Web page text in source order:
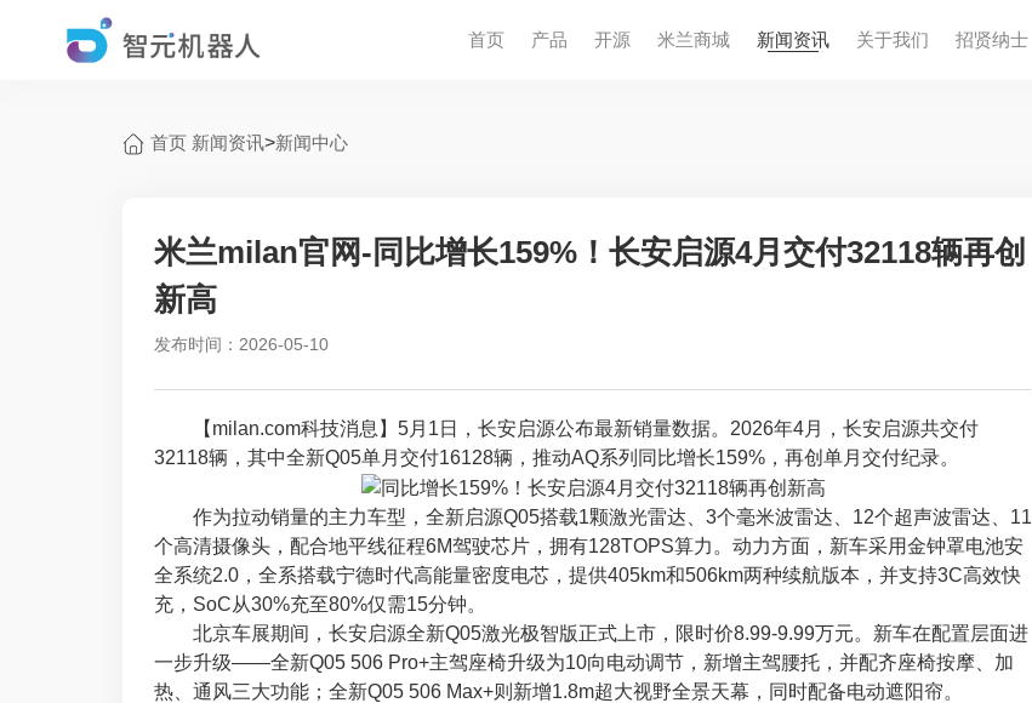
首页 产品 开源 米兰商城 新闻资讯 关于我们 招贤纳⼠
首页 新闻资讯>新闻中心
米兰milan官网-同比增长159%！长安启源4月交付32118辆再创
新高
发布时间：2026-05-10
【milan.com科技消息】5月1日，长安启源公布最新销量数据。2026年4月，长安启源共交付
32118辆，其中全新Q05单月交付16128辆，推动AQ系列同比增长159%，再创单月交付纪录。
作为拉动销量的主力车型，全新启源Q05搭载1颗激光雷达、3个毫米波雷达、12个超声波雷达、11
个高清摄像头，配合地平线征程6M驾驶芯片，拥有128TOPS算力。动力方面，新车采用金钟罩电池安
全系统2.0，全系搭载宁德时代高能量密度电芯，提供405km和506km两种续航版本，并支持3C高效快
充，SoC从30%充至80%仅需15分钟。
北京车展期间，长安启源全新Q05激光极智版正式上市，限时价8.99-9.99万元。新车在配置层面进
一步升级——全新Q05 506 Pro+主驾座椅升级为10向电动调节，新增主驾腰托，并配齐座椅按摩、加
热、通风三大功能；全新Q05 506 Max+则新增1.8m超大视野全景天幕，同时配备电动遮阳帘。